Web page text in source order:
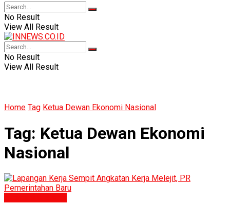
No Result
View All Result
No Result
View All Result
Home Tag Ketua Dewan Ekonomi Nasional
Tag: Ketua Dewan Ekonomi
Nasional